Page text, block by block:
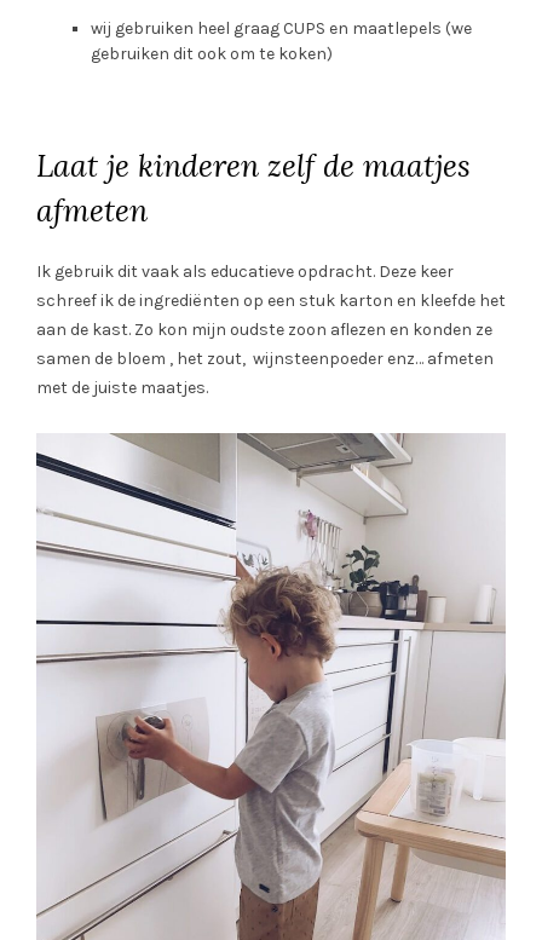
wij gebruiken heel graag CUPS en maatlepels (we
gebruiken dit ook om te koken)
Laat je kinderen zelf de maatjes
afmeten
Ik gebruik dit vaak als educatieve opdracht. Deze keer
schreef ik de ingrediënten op een stuk karton en kleefde het
aan de kast. Zo kon mijn oudste zoon aflezen en konden ze
samen de bloem , het zout, wijnsteenpoeder enz… afmeten
met de juiste maatjes.